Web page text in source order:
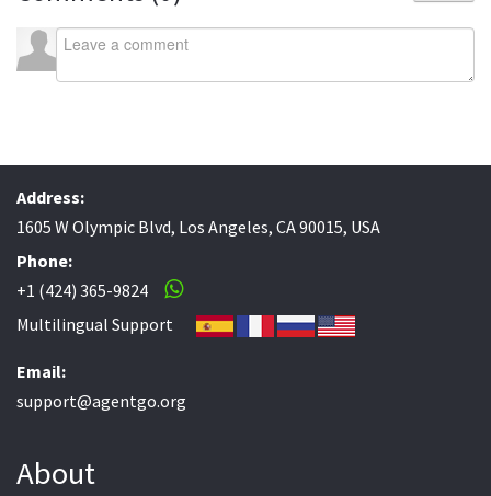
Address:
1605 W Olympic Blvd, Los Angeles, CA 90015, USA
Phone:
+1 (424) 365-9824
Multilingual Support
Email:
support@agentgo.org
About